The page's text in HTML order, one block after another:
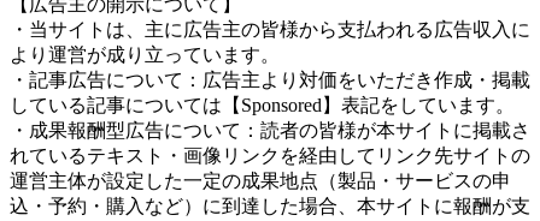
【広告主の開示について】
・当サイトは、主に広告主の皆様から支払われる広告収入に
より運営が成り立っています。
・記事広告について：広告主より対価をいただき作成・掲載
している記事については【Sponsored】表記をしています。
・成果報酬型広告について：読者の皆様が本サイトに掲載さ
れているテキスト・画像リンクを経由してリンク先サイトの
運営主体が設定した一定の成果地点（製品・サービスの申
込・予約・購入など）に到達した場合、本サイトに報酬が支